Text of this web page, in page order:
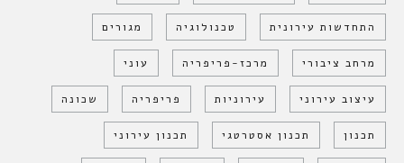
התחדשות עירונית טכנולוגיה מגורים
מרחב ציבורי מרכז-פריפריה עוני
עיצוב עירוני עירוניות פריפריה שכונה
תכנון תכנון אסטרטגי תכנון עירוני